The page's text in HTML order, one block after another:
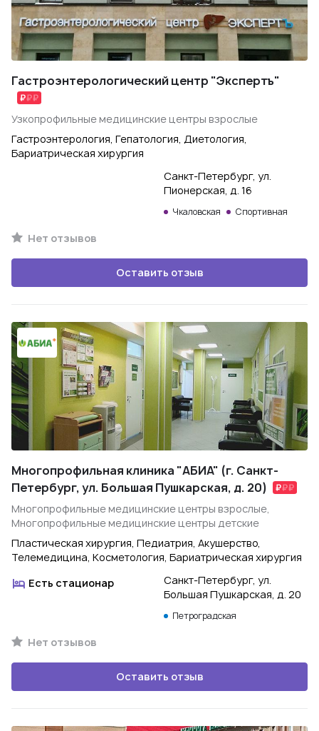
Гастроэнтерологический центр "Экспертъ"
Узкопрофильные медицинские центры взрослые
Гастроэнтерология, Гепатология, Диетология,
Бариатрическая хирургия
Санкт-Петербург, ул.
Пионерская, д. 16
Чкаловская Спортивная
Нет отзывов
Оставить отзыв
Многопрофильная клиника "АБИА" (г. Санкт-
Петербург, ул. Большая Пушкарская, д. 20)
Многопрофильные медицинские центры взрослые,
Многопрофильные медицинские центры детские
Пластическая хирургия, Педиатрия, Акушерство,
Телемедицина, Косметология, Бариатрическая хирургия
Есть стационар
Санкт-Петербург, ул.
Большая Пушкарская, д. 20
Петроградская
Нет отзывов
Оставить отзыв